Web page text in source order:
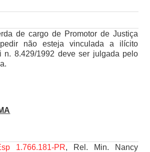
de cargo de Promotor de Justiça
não esteja vinculada a ilícito
n. 8.429/1992 deve ser julgada pelo
1.766.181-PR, Rel. Min. Nancy